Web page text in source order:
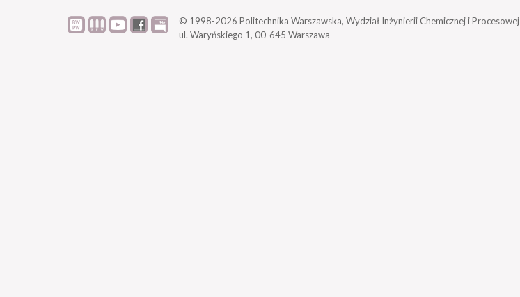
© 1998-2026 Politechnika Warszawska, Wydział Inżynierii Chemicznej i Procesowej
ul. Waryńskiego 1, 00-645 Warszawa